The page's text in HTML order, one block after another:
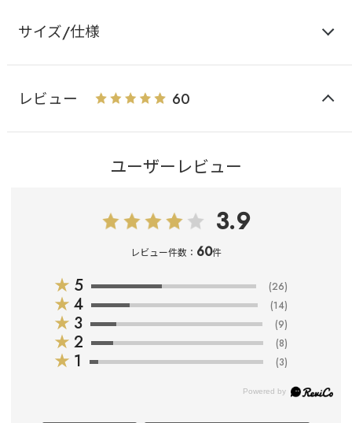
サイズ/仕様
レビュー 60
ユーザーレビュー
3.9
レビュー件数： 60件
★ 5 (26)
★ 4 (14)
★ 3 (9)
★ 2 (8)
★ 1 (3)